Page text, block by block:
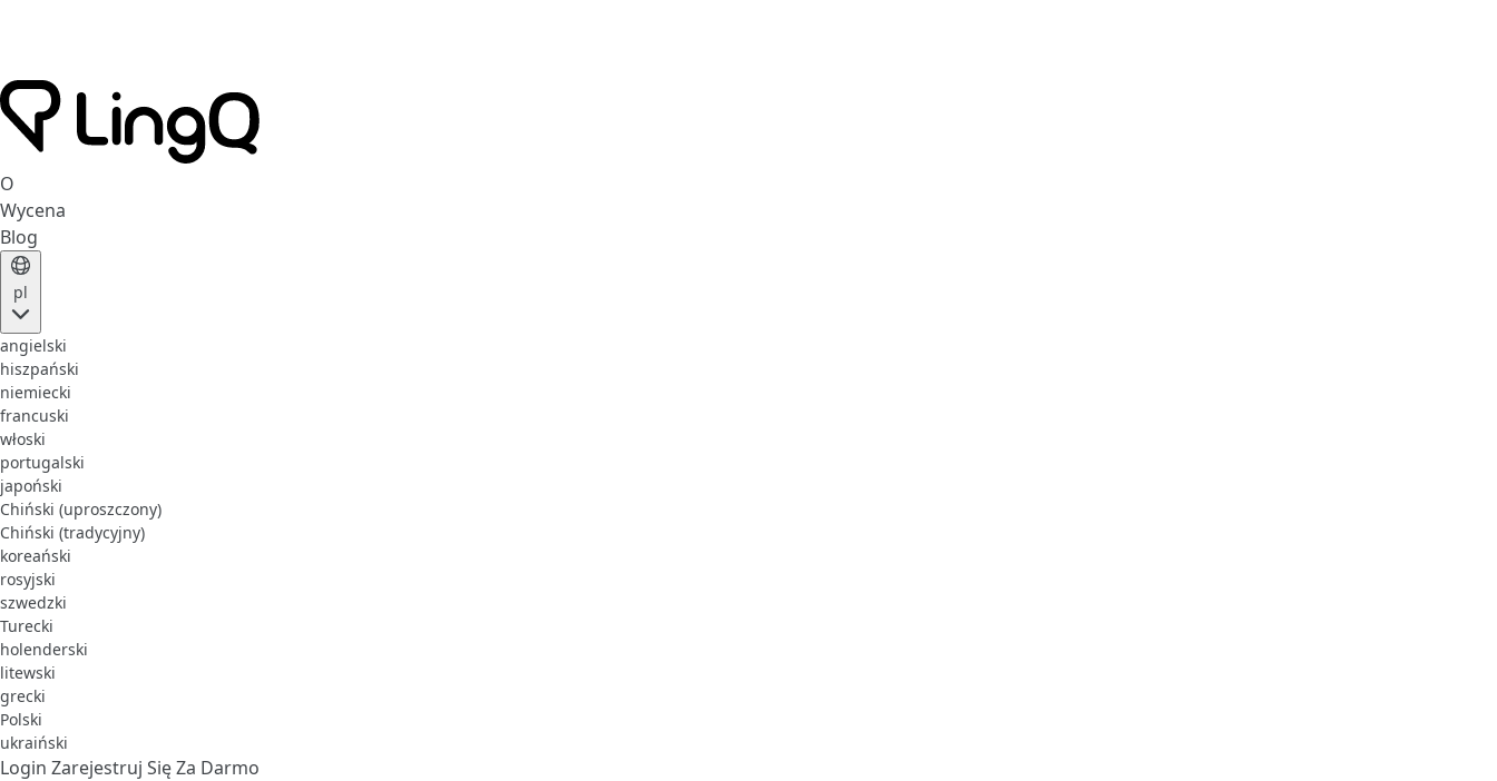
O
Wycena
Blog
pl
angielski
hiszpański
niemiecki
francuski
włoski
portugalski
japoński
Chiński (uproszczony)
Chiński (tradycyjny)
koreański
rosyjski
szwedzki
Turecki
holenderski
litewski
grecki
Polski
ukraiński
Login Zarejestruj Się Za Darmo